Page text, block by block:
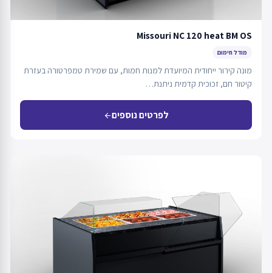
Missouri NC 120 heat BM OS
מודל חימום
מונה קירור ייחודית המיועדת למנות חמות, עם שמירת טמפרטורה בעזרת
קיטור חם, זכוכית קדמית ניתנת…
לפרטים נוספיםarrow_back